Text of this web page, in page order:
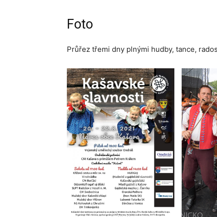
Foto
Průřez třemi dny plnými hudby, tance,